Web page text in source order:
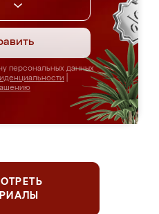
персональных данных